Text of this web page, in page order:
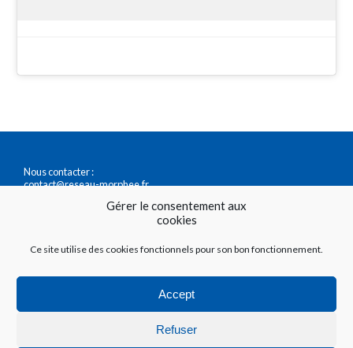
Gérer le consentement aux
cookies
Ce site utilise des cookies fonctionnels pour son bon fonctionnement.
Accept
Refuser
Nous contacter :
contact@reseau-morphee.fr
Accéder à nos questionnaires du sommeil :
https://questionnaire.reseau-morphee.fr/
le Réseau Morphée peut vous apporter